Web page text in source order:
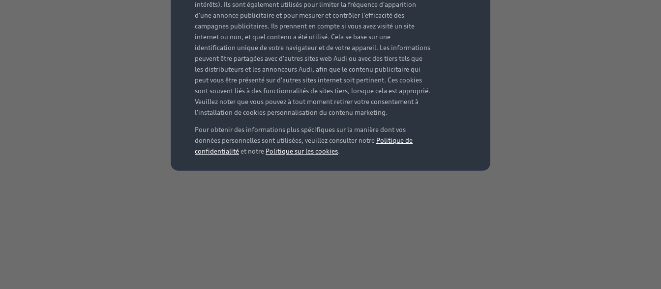
intérêts). Ils sont également utilisés pour limiter la fréquence d'apparition
d'une annonce publicitaire et pour mesurer et contrôler l'efficacité des
campagnes publicitaires. Ils prennent en compte si vous avez visité un site
internet ou non, et quel contenu a été utilisé. Cela se base sur une
identification unique de votre navigateur et de votre appareil. Les informations
peuvent être partagées avec d'autres sites web Audi ou avec des tiers tels que
les distributeurs et les annonceurs Audi, afin que le contenu publicitaire qui
peut vous être présenté sur d'autres sites internet soit pertinent. Ces cookies
sont souvent liés à des fonctionnalités de sites tiers, lorsque cela est approprié.
Veuillez noter que vous pouvez à tout moment retirer votre consentement à
l'installation de cookies personnalisation du contenu marketing.
Pour obtenir des informations plus spécifiques sur la manière dont vos
données personnelles sont utilisées, veuillez consulter notre Politique de
confidentialitéet notre Politique sur les cookies.